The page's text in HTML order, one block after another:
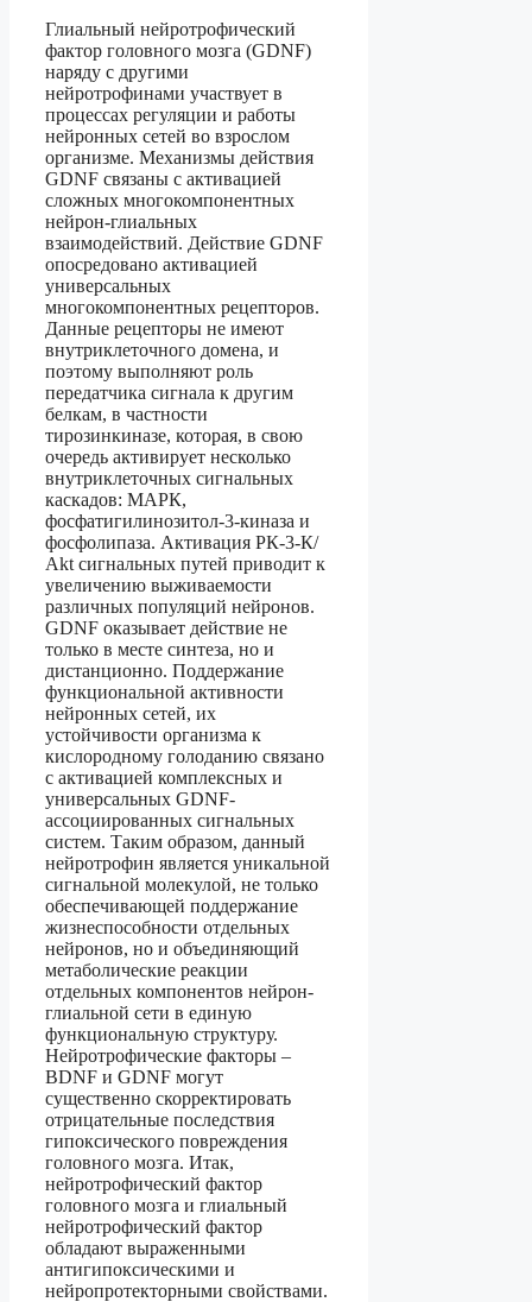
Глиальный нейротрофический
фактор головного мозга (GDNF)
наряду с другими
нейротрофинами участвует в
процессах регуляции и работы
нейронных сетей во взрослом
организме. Механизмы действия
GDNF связаны с активацией
сложных многокомпонентных
нейрон-глиальных
взаимодействий. Действие GDNF
опосредовано активацией
универсальных
многокомпонентных рецепторов.
Данные рецепторы не имеют
внутриклеточного домена, и
поэтому выполняют роль
передатчика сигнала к другим
белкам, в частности
тирозинкиназе, которая, в свою
очередь активирует несколько
внутриклеточных сигнальных
каскадов: МАРК,
фосфатигилинозитол-3-киназа и
фосфолипаза. Активация РК-3-К/
Аkt сигнальных путей приводит к
увеличению выживаемости
различных популяций нейронов.
GDNF оказывает действие не
только в месте синтеза, но и
дистанционно. Поддержание
функциональной активности
нейронных сетей, их
устойчивости организма к
кислородному голоданию связано
с активацией комплексных и
универсальных GDNF-
ассоциированных сигнальных
систем. Таким образом, данный
нейротрофин является уникальной
сигнальной молекулой, не только
обеспечивающей поддержание
жизнеспособности отдельных
нейронов, но и объединяющий
метаболические реакции
отдельных компонентов нейрон-
глиальной сети в единую
функциональную структуру.
Нейротрофические факторы –
BDNF и GDNF могут
существенно скорректировать
отрицательные последствия
гипоксического повреждения
головного мозга. Итак,
нейротрофический фактор
головного мозга и глиальный
нейротрофический фактор
обладают выраженными
антигипоксическими и
нейропротекторными свойствами.